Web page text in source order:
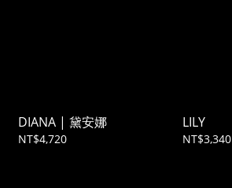
DIANA | 黛安娜
NT$4,720
LILY
NT$3,340